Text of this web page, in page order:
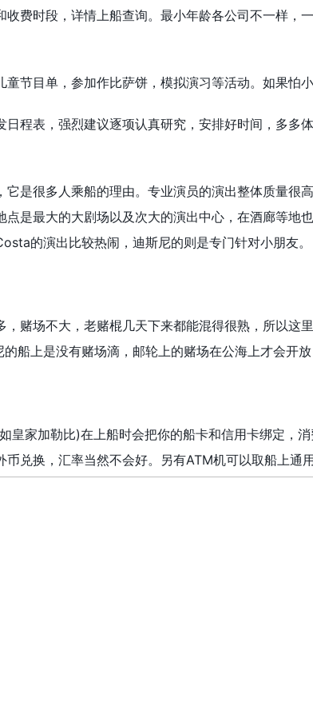
收费时段，详情上船查询。最小年龄各公司不一样
节目单，参加作比萨饼，模拟演习等活动。如果怕
程表，强烈建议逐项认真研究，安排好时间，多多体
它是很多人乘船的理由。专业演员的演出整体质量很
点是最大的大剧场以及次大的演出中心，在酒廊等地
的演出比较热闹，迪斯尼的则是专门针对小朋友。
，赌场不大，老赌棍几天下来都能混得很熟，所以这
船上是没有赌场滴，邮轮上的赌场在公海上才会开
皇家加勒比)在上船时会把你的船卡和信用卡绑定，
兑换，汇率当然不会好。另有ATM机可以取船上通